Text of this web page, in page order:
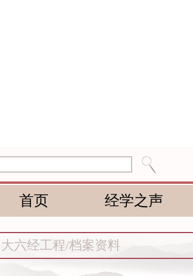
首页 经学之声
大六经工程/档案资料